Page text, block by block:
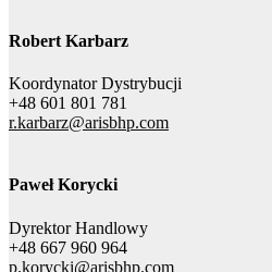
Robert Karbarz
Koordynator Dystrybucji
+48 601 801 781
r.karbarz@arisbhp.com
Paweł Korycki
Dyrektor Handlowy
+48 667 960 964
p.korycki@arisbhp.com